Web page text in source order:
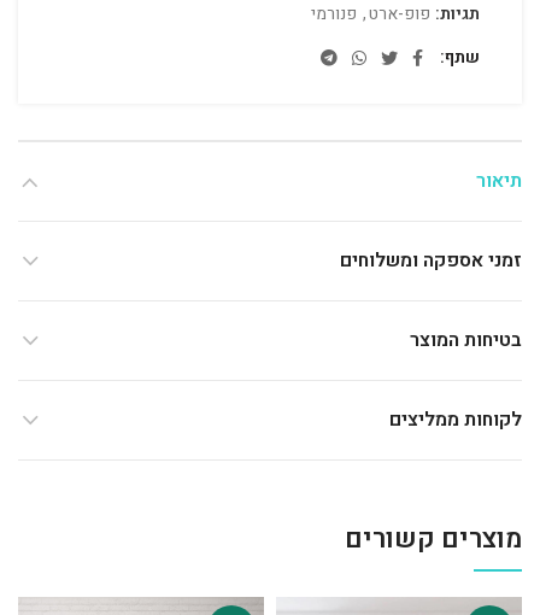
תגיות: פופ-ארט, פנורמי
שתף
תיאור
זמני אספקה ומשלוחים
בטיחות המוצר
לקוחות ממליצים
מוצרים קשורים